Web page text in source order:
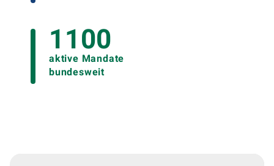
1100
aktive Mandate
bundesweit